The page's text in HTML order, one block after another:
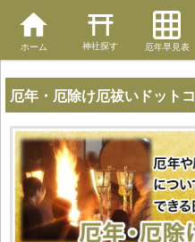
ホーム 神社探す 厄年早見表
厄年・厄除け厄祓いドット